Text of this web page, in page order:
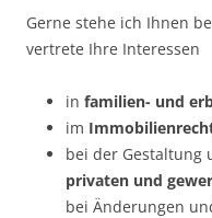
Gerne stehe ich Ihnen
vertrete Ihre Interessen
in familien- und
im
bei der Gestaltung
privaten und
bei Änderungen